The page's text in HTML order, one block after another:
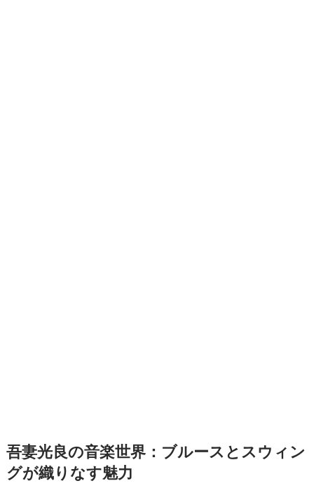
吾妻光良の音楽世界：ブルースとスウィン
グが織りなす魅力